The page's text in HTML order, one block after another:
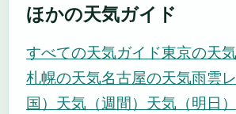
ほかの天気ガイド
すべての天気ガイド東京の天気
札幌の天気名古屋の天気雨雲
国） 天気（週間） 天気（明日）